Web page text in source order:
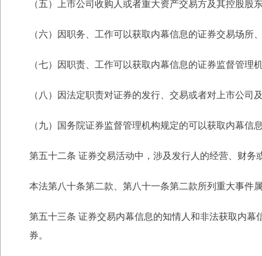
（五）上市公司收购人或者重大资产交易方及其控股股
（六）因职务、工作可以获取内幕信息的证券交易场所
（七）因职责、工作可以获取内幕信息的证券监督管理
（八）因法定职责对证券的发行、交易或者对上市公
（九）国务院证券监督管理机构规定的可以获取内幕信
第五十二条 证券交易活动中，涉及发行人的经营、财
本法第八十条第二款、第八十一条第二款所列重大事件
第五十三条 证券交易内幕信息的知情人和非法获取内
券。